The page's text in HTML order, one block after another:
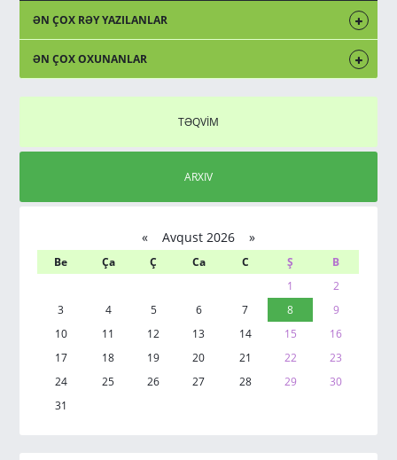
ƏN ÇOX RƏY YAZILANLAR
ƏN ÇOX OXUNANLAR
TƏQVİM
ARXIV
«Avqust 2026 »
Be Ça Ç Ca C Ş
B
1
2
3
4 5 6 7 8
9
10
11 12 13 14 15
16
17
18 19 20 21 22
23
24
25 26 27 28 29
30
31